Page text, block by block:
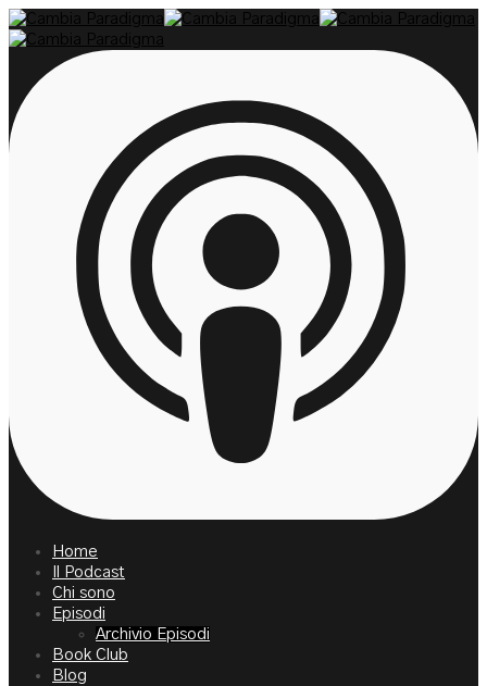
Home
Il Podcast
Chi sono
Episodi
Archivio Episodi
Book Club
Blog